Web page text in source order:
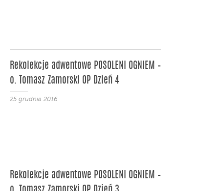
Rekolekcje adwentowe POSOLENI OGNIEM –
o. Tomasz Zamorski OP Dzień 4
25 grudnia 2016
Rekolekcje adwentowe POSOLENI OGNIEM –